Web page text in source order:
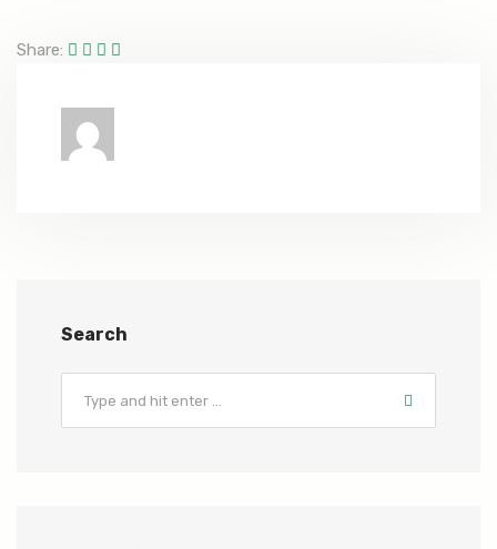
Share:
Search